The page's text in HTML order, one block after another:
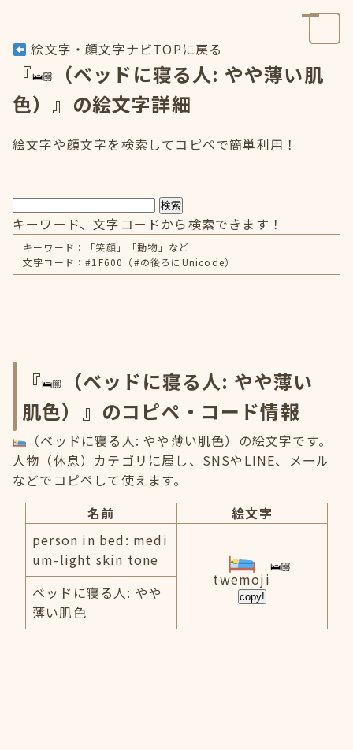
絵文字・顔文字ナビTOPに戻る
『
（ベッドに寝る人: やや薄い肌
色）』の絵文字詳細
絵文字や顔文字を検索してコピペで簡単利用！
検索
キーワード、文字コードから検索できます！
キーワード：「笑顔」「動物」など
文字コード：#1F600（#の後ろにUnicode）
『
（ベッドに寝る人: やや薄い
肌色）』のコピペ・コード情報
（ベッドに寝る人: やや薄い肌色）の絵文字です。
人物（休息）カテゴリに属し、SNSやLINE、メール
などでコピペして使えます。
名前
絵文字
person in bed: medi
um-light skin tone
twemoji
copy!
ベッドに寝る人: やや
薄い肌色